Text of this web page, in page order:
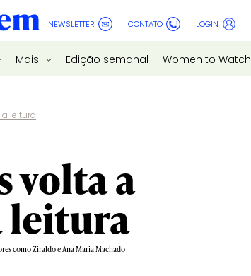
NEWSLETTER CONTATO LOGIN
Mais Edição semanal Women to Watch
leitura
volta a
leitura
como Ziraldo e Ana Maria Machado